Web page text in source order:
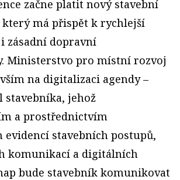
začne platit nový stavební
který má přispět k rychlejší
zásadní dopravní
Ministerstvo pro místní rozvoj
na digitalizaci agendy –
jehož
a prostřednictvím
evidencí stavebních postupů,
komunikací a digitálních
bude stavebník komunikovat